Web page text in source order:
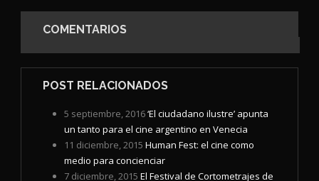
COMENTARIOS
POST RELACIONADOS
5 septiembre, 2016‘El ciudadano ilustre’ apunta
un tanto para el cine argentino en Venecia
11 diciembre, 2015 Human Fest: el cine como
medio para concienciar
7 diciembre, 2015 El Festival de Cortometrajes de